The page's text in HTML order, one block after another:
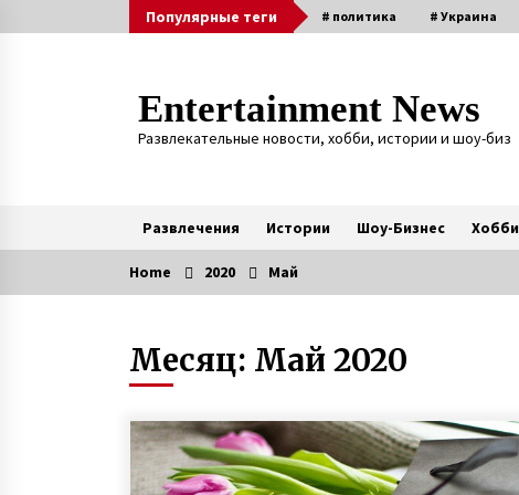
to
Популярные теги # политика # Украина
Entertainment News
Развлекательные новости, хобби, истории и шоу-биз
Развлечения Истории Шоу-Бизнес Хобби
Актуальные
Агентство знакомств с
иностранцами — киевлянка
Раненый под Зеленопольем в 2014
году десатник Евгений Исаев на
протезе овладел катанием Sup-
Home 2020 Май
Месяц: Май 2020